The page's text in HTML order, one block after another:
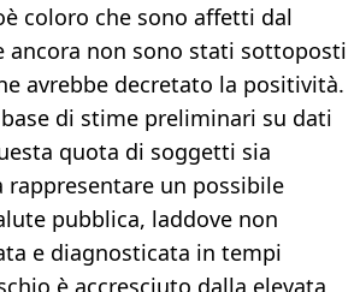
coloro che sono affetti dal
ancora non sono stati sottoposti
avrebbe decretato la positività.
di stime preliminari su dati
quota di soggetti sia
rappresentare un possibile
pubblica, laddove non
e diagnosticata in tempi
è accresciuto dalla elevata